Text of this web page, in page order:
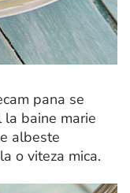
pana se
la baine marie
albeste
o viteza mica.